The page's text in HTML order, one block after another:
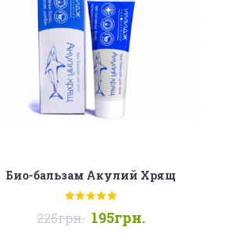
Био-бальзам Акулий Хрящ
225грн. 195грн.